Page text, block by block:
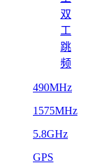
双
工
跳
频
490MHz
1575MHz
5.8GHz
GPS